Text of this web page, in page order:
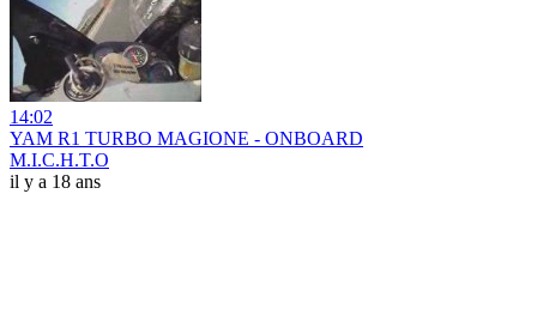
14:02
YAM R1 TURBO MAGIONE - ONBOARD
M.I.C.H.T.O
il y a 18 ans